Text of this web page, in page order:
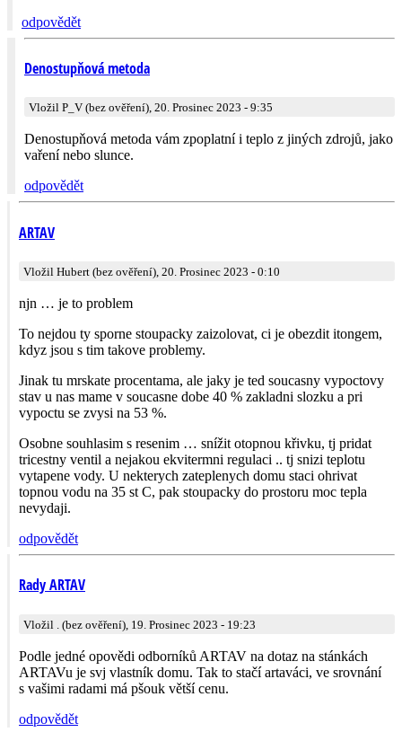
odpovědět
Denostupňová metoda
Vložil P_V (bez ověření), 20. Prosinec 2023 - 9:35
Denostupňová metoda vám zpoplatní i teplo z jiných zdrojů, jako
vaření nebo slunce.
odpovědět
ARTAV
Vložil Hubert (bez ověření), 20. Prosinec 2023 - 0:10
njn … je to problem
To nejdou ty sporne stoupacky zaizolovat, ci je obezdit itongem,
kdyz jsou s tim takove problemy.
Jinak tu mrskate procentama, ale jaky je ted soucasny vypoctovy
stav u nas mame v soucasne dobe 40 % zakladni slozku a pri
vypoctu se zvysi na 53 %.
Osobne souhlasim s resenim … snížit otopnou křivku, tj pridat
tricestny ventil a nejakou ekvitermni regulaci .. tj snizi teplotu
vytapene vody. U nekterych zateplenych domu staci ohrivat
topnou vodu na 35 st C, pak stoupacky do prostoru moc tepla
nevydaji.
odpovědět
Rady ARTAV
Vložil . (bez ověření), 19. Prosinec 2023 - 19:23
Podle jedné opovědi odborníků ARTAV na dotaz na stánkách
ARTAVu je svj vlastník domu. Tak to stačí artaváci, ve srovnání
s vašimi radami má pšouk větší cenu.
odpovědět